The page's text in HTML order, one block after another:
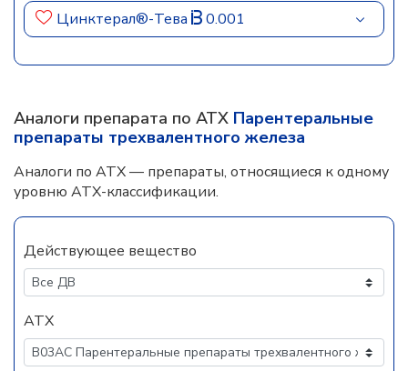
Цинктерал®-Тева 0.001
Аналоги препарата по АТХ Парентеральные
препараты трехвалентного железа
Аналоги по АТХ — препараты, относящиеся к одному
уровню АТХ-классификации.
Действующее вещество
АТХ